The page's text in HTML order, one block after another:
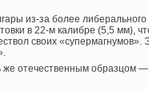
из-за более либерального
в 22-м калибре (5,5 мм),
своих «супермагнумов».
же отечественным образцом